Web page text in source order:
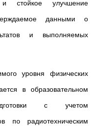
стойкое улучшение
данными о
и выполняемых
уровня физических
в образовательном
с учетом
по радиотехническим